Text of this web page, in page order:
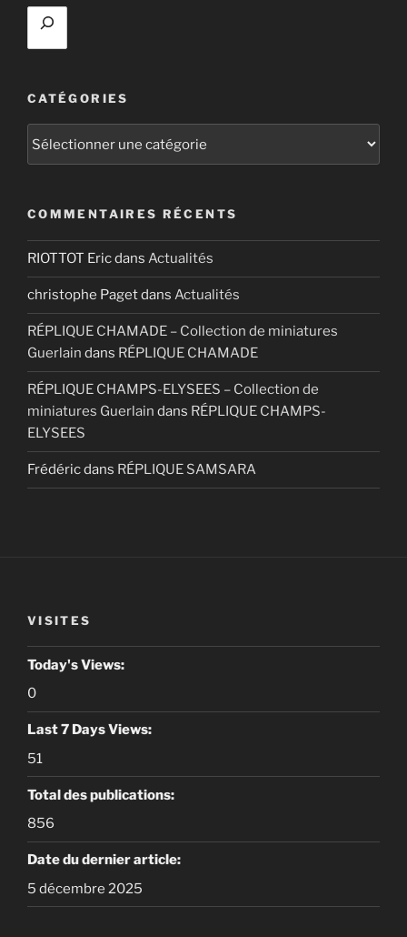
CATÉGORIES
COMMENTAIRES RÉCENTS
RIOTTOT Ericdans Actualités
christophe Pagetdans Actualités
RÉPLIQUE CHAMADE – Collection de miniatures
Guerlain dans RÉPLIQUE CHAMADE
RÉPLIQUE CHAMPS-ELYSEES – Collection de
miniatures Guerlain dans RÉPLIQUE CHAMPS-
ELYSEES
Frédéricdans RÉPLIQUE SAMSARA
VISITES
Today's Views:
0
Last 7 Days Views:
51
Total des publications:
856
Date du dernier article:
5 décembre 2025